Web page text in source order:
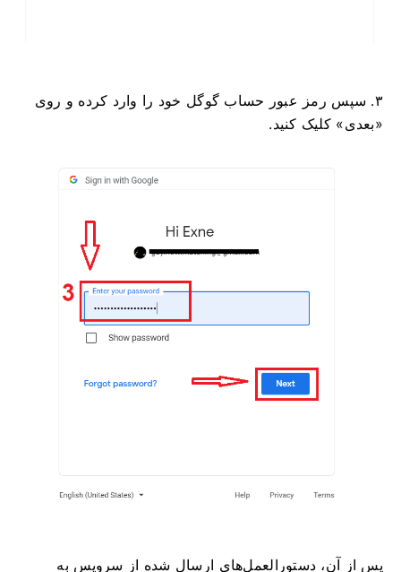
۳. سپس رمز عبور حساب گوگل خود را وارد کرده و روی
«بعدی» کلیک کنید.
پس از آن، دستورالعمل‌های ارسال شده از سرویس به